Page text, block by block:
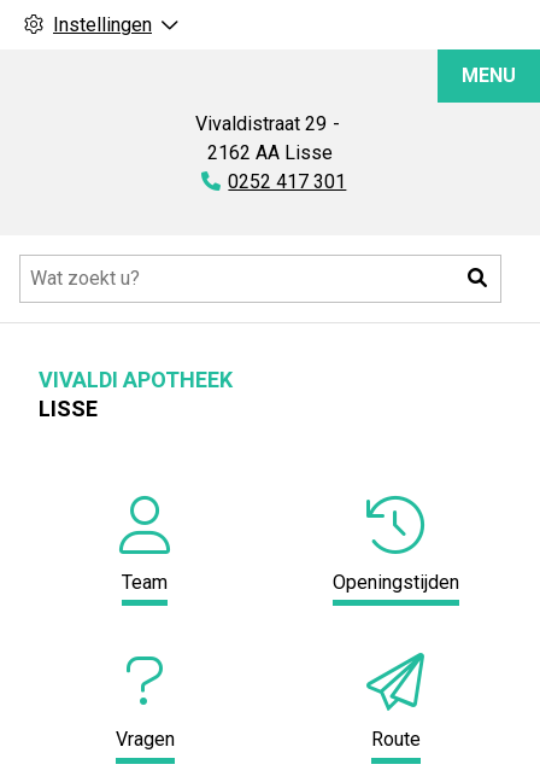
Instellingen
Vivaldistraat 29
2162 AA Lisse
Tel:
0252 417 301
MENU
VIVALDI APOTHEEK
LISSE
Team Openingstijden
Vragen Route